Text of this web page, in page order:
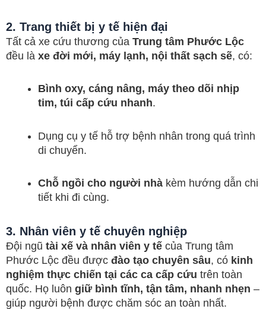
2. Trang thiết bị y tế hiện đại
Tất cả xe cứu thương của Trung tâm Phước Lộc
đều là xe đời mới, máy lạnh, nội thất sạch sẽ, có:
Bình oxy, cáng nâng, máy theo dõi nhịp
tim, túi cấp cứu nhanh.
Dụng cụ y tế hỗ trợ bệnh nhân trong quá trình
di chuyển.
Chỗ ngồi cho người nhà kèm hướng dẫn chi
tiết khi đi cùng.
3. Nhân viên y tế chuyên nghiệp
Đội ngũ tài xế và nhân viên y tế của Trung tâm
Phước Lộc đều được đào tạo chuyên sâu, có kinh
nghiệm thực chiến tại các ca cấp cứu trên toàn
quốc. Họ luôn giữ bình tĩnh, tận tâm, nhanh nhẹn –
giúp người bệnh được chăm sóc an toàn nhất.